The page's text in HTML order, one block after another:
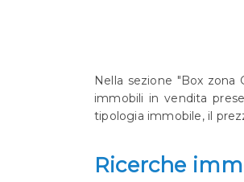
Nella sezione "Box
immobili in vendita
tipologia immobile, il
Ricerche